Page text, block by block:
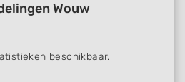
Wouw
beschikbaar.